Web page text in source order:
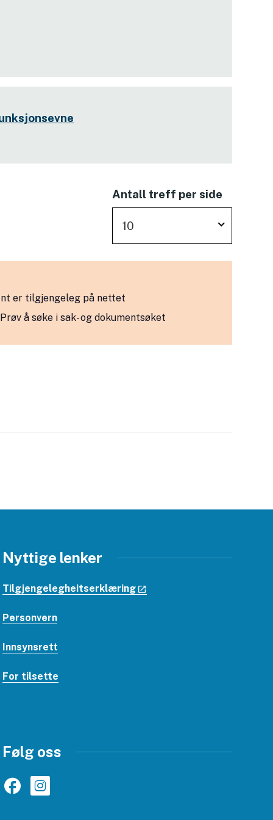
Antall treff per side
10
er tilgjengeleg på nettet
å søke i sak- og dokumentsøket
Nyttige lenker
Tilgjengelegheitserklæring
Personvern
Innsynsrett
For tilsette
Følg oss
FacebookInstagram